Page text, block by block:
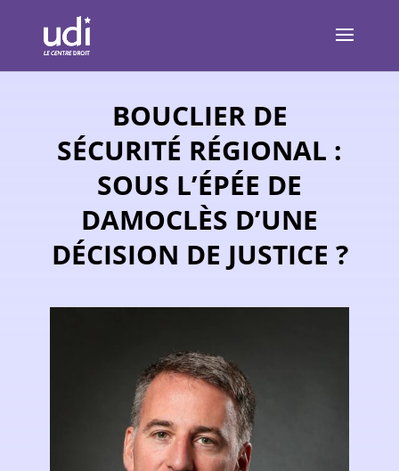
BOUCLIER DE
SÉCURITÉ RÉGIONAL :
SOUS L’ÉPÉE DE
DAMOCLÈS D’UNE
DÉCISION DE JUSTICE ?